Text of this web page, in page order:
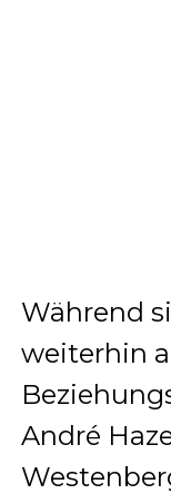
Während
weiterhin
André